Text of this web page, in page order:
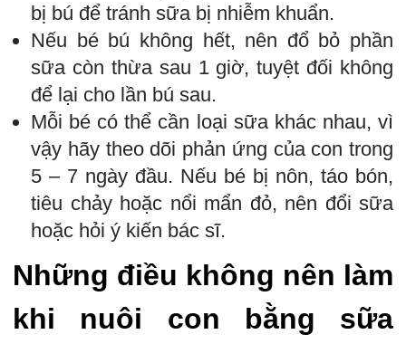
bị bú để tránh sữa bị nhiễm khuẩn.
Nếu bé bú không hết, nên đổ bỏ phần
sữa còn thừa sau 1 giờ, tuyệt đối không
để lại cho lần bú sau.
Mỗi bé có thể cần loại sữa khác nhau, vì
vậy hãy theo dõi phản ứng của con trong
5 – 7 ngày đầu. Nếu bé bị nôn, táo bón,
tiêu chảy hoặc nổi mẩn đỏ, nên đổi sữa
hoặc hỏi ý kiến bác sĩ.
Những điều không nên làm
khi nuôi con bằng sữa